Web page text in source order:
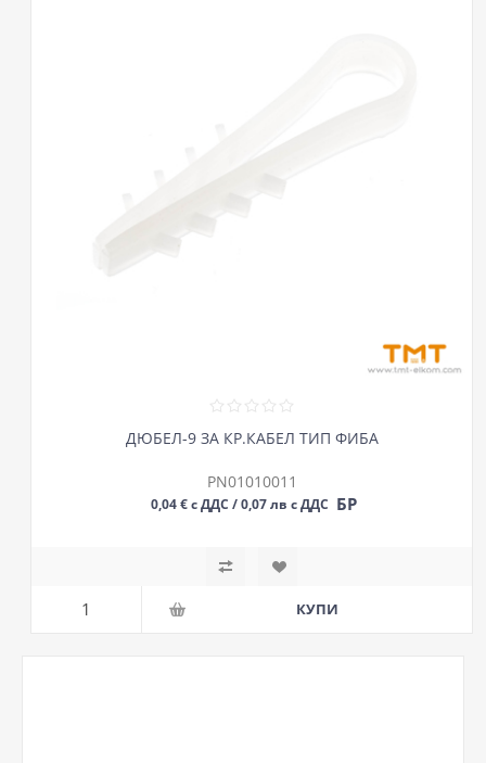
ДЮБЕЛ-9 ЗА КР.КАБЕЛ ТИП ФИБА
PN01010011
0,04 € с ДДС / 0,07 лв с ДДС БР